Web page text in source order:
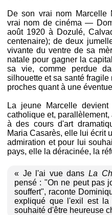
De son vrai nom
vrai nom de cinéma —
août 1920 à Dozulé,
centenaire); de deux
vivante du ventre de sa
natale pour gagner la
sa vie, comme perdue
silhouette et sa santé
proches quant à une
La jeune Marcelle
catholique et,
à des cours d'art
Maria Casarès, elle lui écrit
admiration et pour lui
pays, elle la déracinée, la
« Je l'ai vue dans La
pensé : "On ne peut pas
souffert", raconte
expliqué que l'exil est
souhaité d'être heureuse